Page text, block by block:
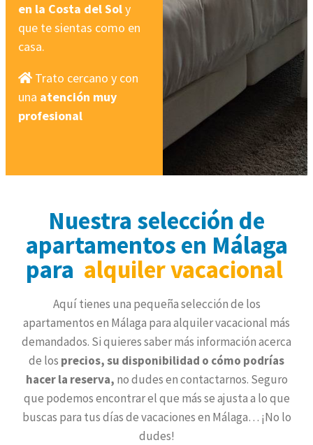
en la Costa del Soly
que te sientas como en
casa.
Trato cercano y con
una atención muy
profesional
Nuestra selección de
apartamentos en Málaga
para alquiler vacacional
Aquí tienes una pequeña selección de los
apartamentos en Málaga para alquiler vacacional más
demandados. Si quieres saber más información acerca
de los precios, su disponibilidad o cómo podrías
hacer la reserva, no dudes en contactarnos. Seguro
que podemos encontrar el que más se ajusta a lo que
buscas para tus días de vacaciones en Málaga… ¡No lo
dudes!